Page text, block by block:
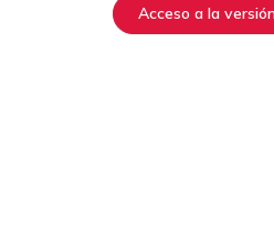
Acceso a la